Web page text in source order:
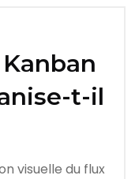
t-il
visuelle du flux